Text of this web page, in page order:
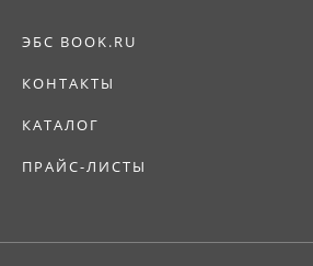
ЭБС BOOK.RU
КОНТАКТЫ
КАТАЛОГ
ПРАЙС-ЛИСТЫ